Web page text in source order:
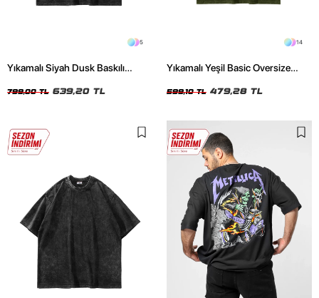
5
Yıkamalı Siyah Dusk Baskılı
799,00 TL 639,20 TL
14
Yıkamalı Yeşil Basic Oversize
599,10 TL 479,28 TL